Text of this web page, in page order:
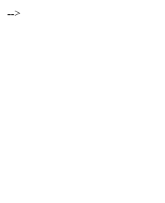
-->